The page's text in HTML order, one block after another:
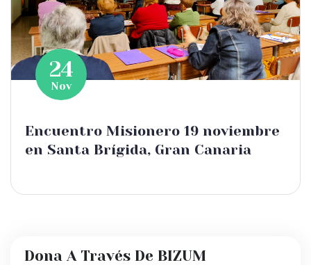
24
Nov
Encuentro Misionero 19 noviembre
en Santa Brígida, Gran Canaria
Dona A Través De BIZUM